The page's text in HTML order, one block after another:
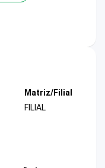
Matriz/Filial
FILIAL